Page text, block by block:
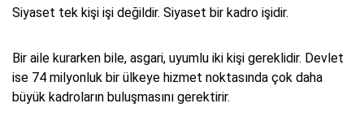
Siyaset tek kişi işi değildir. Siyaset bir kadro işidir.
Bir aile kurarken bile, asgari, uyumlu iki kişi gereklidir. Devlet
ise 74 milyonluk bir ülkeye hizmet noktasında çok daha
büyük kadroların buluşmasını gerektirir.